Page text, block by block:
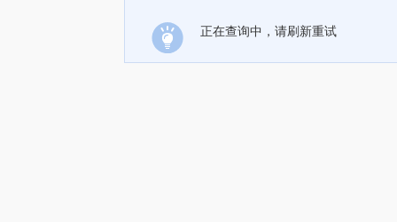
正在查询中，请刷新重试